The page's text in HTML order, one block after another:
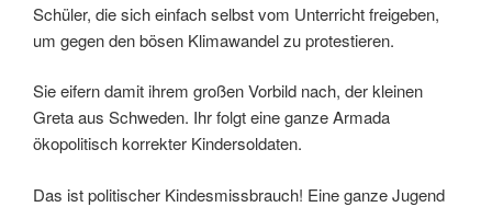
Schüler, die sich einfach selbst vom Unterricht freigeben,
um gegen den bösen Klimawandel zu protestieren.
Sie eifern damit ihrem großen Vorbild nach, der kleinen
Greta aus Schweden. Ihr folgt eine ganze Armada
ökopolitisch korrekter Kindersoldaten.
Das ist politischer Kindesmissbrauch! Eine ganze Jugend